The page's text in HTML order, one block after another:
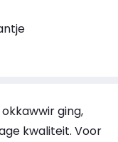
ging,
kwaliteit. Voor